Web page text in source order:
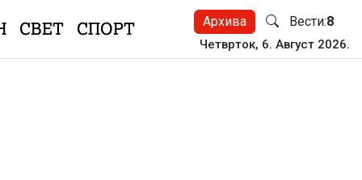
СВЕТ СПОРТ Архива Вести:8
Четврток, 6. Август 2026.